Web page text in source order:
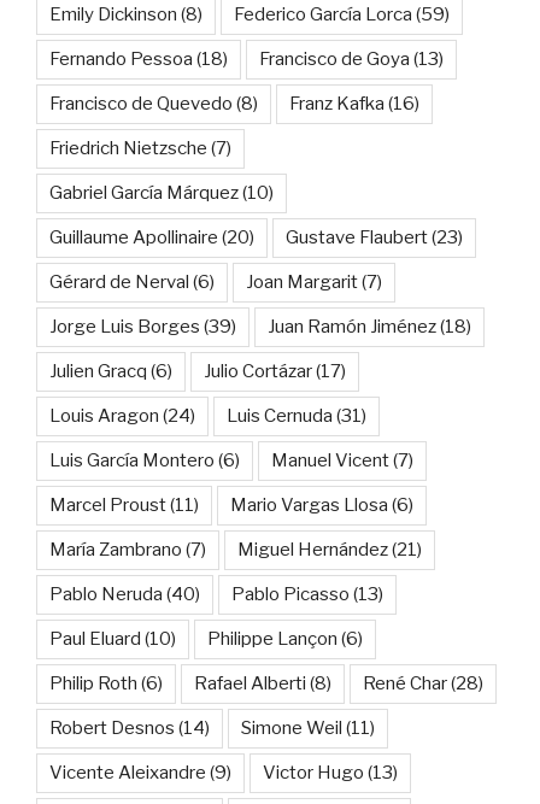
Emily Dickinson (8) Federico García Lorca (59)
Fernando Pessoa (18) Francisco de Goya (13)
Francisco de Quevedo (8) Franz Kafka (16)
Friedrich Nietzsche (7)
Gabriel García Márquez(10)
Guillaume Apollinaire (20) Gustave Flaubert(23)
Gérard de Nerval (6) Joan Margarit(7)
Jorge Luis Borges (39) Juan Ramón Jiménez(18)
Julien Gracq (6) Julio Cortázar(17)
Louis Aragon (24) Luis Cernuda (31)
Luis García Montero (6) Manuel Vicent(7)
Marcel Proust(11) Mario Vargas Llosa (6)
María Zambrano (7) Miguel Hernández(21)
Pablo Neruda (40) Pablo Picasso (13)
Paul Eluard (10) Philippe Lançon (6)
Philip Roth (6) Rafael Alberti (8) René Char(28)
Robert Desnos (14) Simone Weil (11)
Vicente Aleixandre (9) Victor Hugo (13)